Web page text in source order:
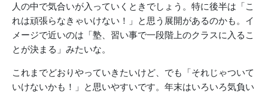
人の中で気合いが入っていくときでしょう。特に後半は「こ
れは頑張らなきゃいけない！」と思う展開があるのかも。イ
メージで近いのは「塾、習い事で一段階上のクラスに入るこ
とが決まる」みたいな。
これまでどおりやっていきたいけど、でも「それじゃついて
いけないかも！」と思いやすいです。年末はいろいろ気負い